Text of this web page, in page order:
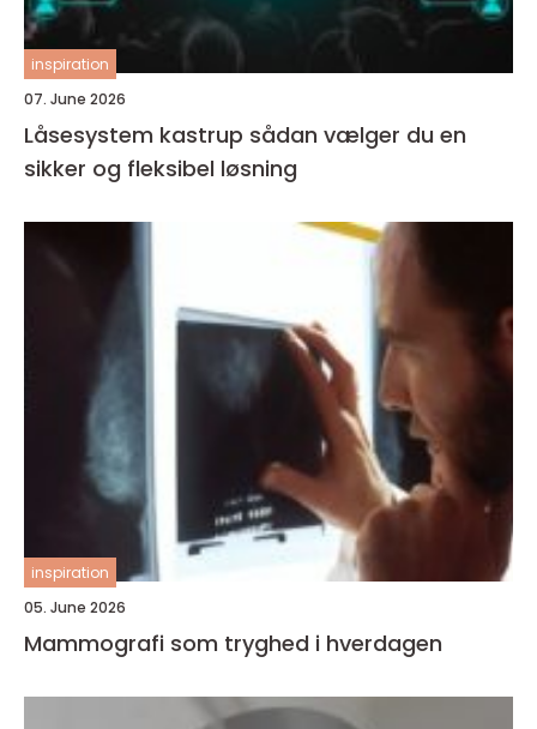
inspiration
07. June 2026
Låsesystem kastrup sådan vælger du en
sikker og fleksibel løsning
inspiration
05. June 2026
Mammografi som tryghed i hverdagen